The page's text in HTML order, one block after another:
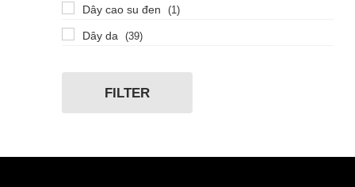
28 x 31.4mm
29 x31mm
34 x 5.9mm
34mm
Dây cao su đen (1)
Dây da (39)
Dây vải dù (2)
Lưới thép không gỉ (1)
FILTER